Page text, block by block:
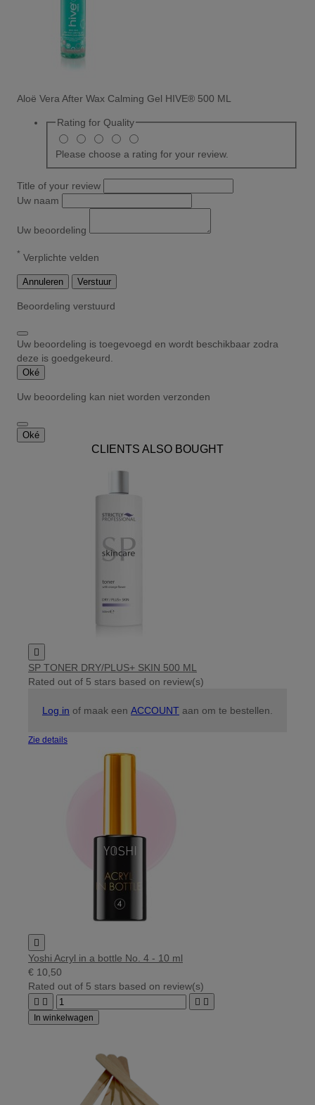
Aloë Vera After Wax Calming Gel HIVE® 500 ML
Rating for Quality
Please choose a rating for your review.
Title of your review
Uw naam
Uw beoordeling
* Verplichte velden
Annuleren Verstuur
Beoordeling verstuurd
Uw beoordeling is toegevoegd en wordt beschikbaar zodra
deze is goedgekeurd.
Oké
Uw beoordeling kan niet worden verzonden
Oké
CLIENTS ALSO BOUGHT

SP TONER DRY/PLUS+ SKIN 500 ML
Rated out of 5 stars based on review(s)
Log in of maak een ACCOUNT aan om te bestellen.
Zie details

Yoshi Acryl in a bottle No. 4 - 10 ml
€ 10,50
Rated out of 5 stars based on review(s)
   
In winkelwagen